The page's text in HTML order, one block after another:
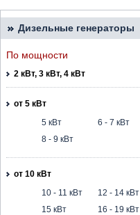
Дизельные генераторы
По мощности
2 кВт, 3 кВт, 4 кВт
от 5 кВт
5 кВт
6 - 7 кВт
8 - 9 кВт
от 10 кВт
10 - 11 кВт
12 - 14 кВт
15 кВт
16 - 19 кВт